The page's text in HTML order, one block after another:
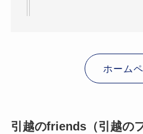
ホーム
引越のfriends（引越の